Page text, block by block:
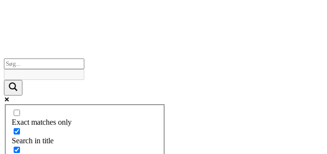
Exact matches only
Search in title